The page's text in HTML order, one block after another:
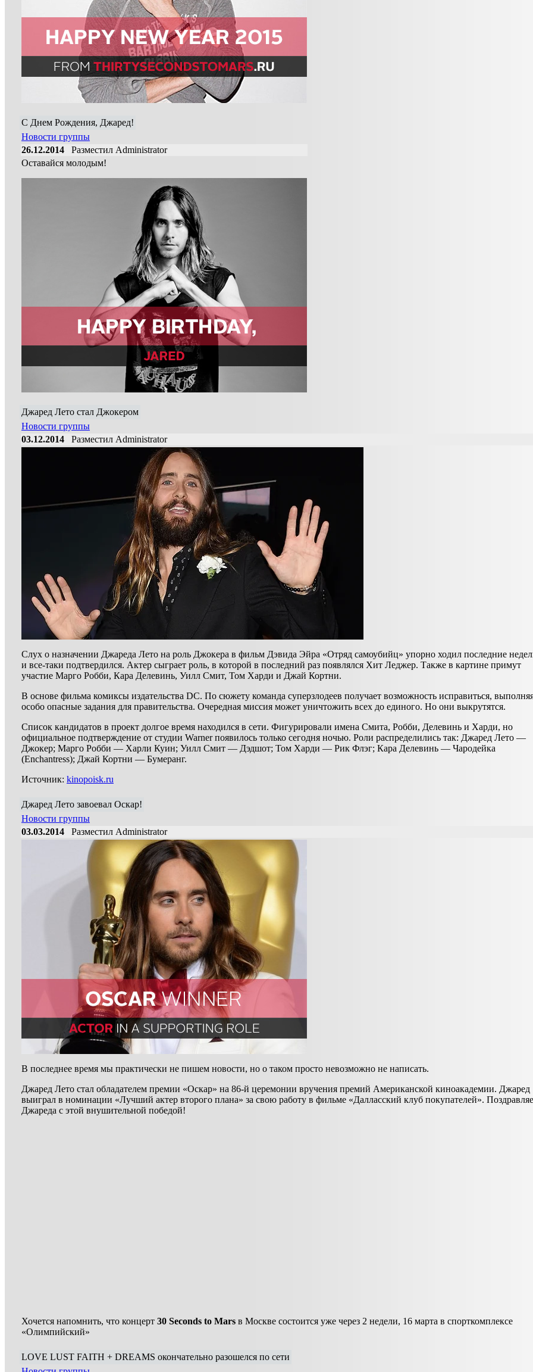
C Днем Рождения, Джаред!
Новости группы
26.12.2014 Разместил Administrator
Оставайся молодым!
Джаред Лето стал Джокером
Новости группы
03.12.2014 Разместил Administrator
Слух о назначении Джареда Лето на роль Джокера в фильм Дэвида Эйра «Отряд самоубийц» упорно ходил последние
и все-таки подтвердился. Актер сыграет роль, в которой в последний раз появлялся Хит Леджер. Также в картине примут
участие Марго Робби, Кара Делевинь, Уилл Смит, Том Харди и Джай Кортни.
В основе фильма комиксы издательства DC. По сюжету команда суперзлодеев получает возможность исправиться,
особо опасные задания для правительства. Очередная миссия может уничтожить всех до единого. Но они выкрутятся.
Список кандидатов в проект долгое время находился в сети. Фигурировали имена Смита, Робби, Делевинь и Харди, но
официальное подтверждение от студии Warner появилось только сегодня ночью. Роли распределились так: Джаред Лето —
Джокер; Марго Робби — Харли Куин; Уилл Смит — Дэдшот; Том Харди — Рик Флэг; Кара Делевинь — Чародейка
(Enchantress); Джай Кортни — Бумеранг.
Источник: kinopoisk.ru
Джаред Лето завоевал Оскар!
Новости группы
03.03.2014 Разместил Administrator
В последнее время мы практически не пишем новости, но о таком просто невозможно не написать.
Джаред Лето стал обладателем премии «Оскар» на 86-й церемонии вручения премий Американской киноакадемии. Джаред
выиграл в номинации «Лучший актер второго плана» за свою работу в фильме «Далласский клуб покупателей».
Джареда с этой внушительной победой!
Хочется напомнить, что концерт 30 Seconds to Mars в Москве состоится уже через 2 недели, 16 марта в спорткомплексе
«Олимпийский»
LOVE LUST FAITH + DREAMS окончательно разошелся по сети